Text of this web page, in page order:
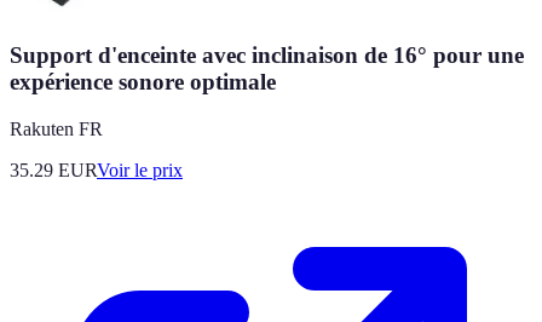
Support d'enceinte avec inclinaison de 16° pour une
expérience sonore optimale
Rakuten FR
35.29 EURVoir le prix